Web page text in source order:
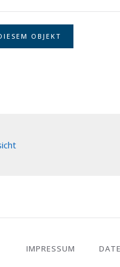
OBJEKT
IMPRESSUM